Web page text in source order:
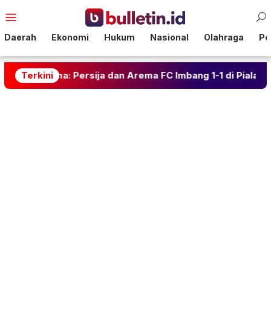
ke
Mobile
Daerah Ekonomi Hukum Nasional Olahraga
TerkiniPersija dan Arema FC Imbang 1-1 di Piala Presiden